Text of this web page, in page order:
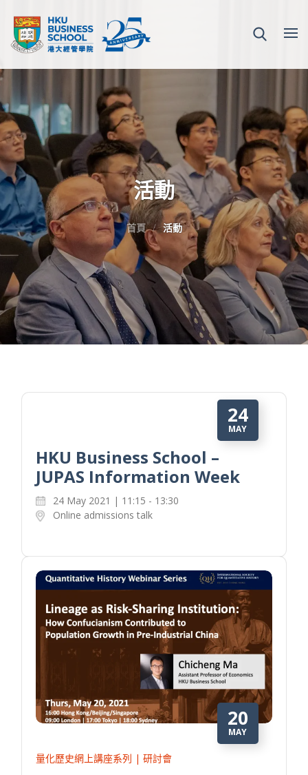
活動
首頁 活動
24
MAY
HKU Business School –
JUPAS Information Week
24 May 2021 | 11:15 - 13:30
Online admissions talk
20
MAY
量化歷史網上講座系列 | 研討會